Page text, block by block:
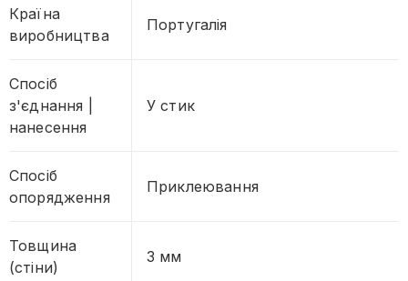
Країна
виробництва
Португалія
Спосіб
з'єднання |
нанесення
У стик
Спосіб
опорядження
Приклеювання
Товщина
(стіни)
3 мм